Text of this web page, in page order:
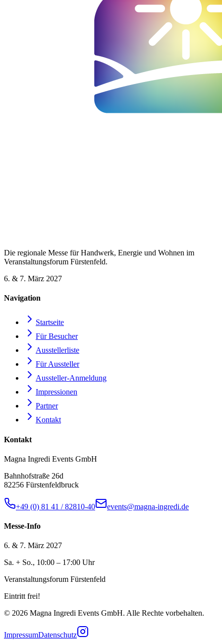
Die regionale Messe für Handwerk, Energie und Wohnen im
Veranstaltungsforum Fürstenfeld.
6. & 7. März 2027
Navigation
Startseite
Für Besucher
Ausstellerliste
Für Aussteller
Aussteller-Anmeldung
Impressionen
Partner
Kontakt
Kontakt
Magna Ingredi Events GmbH
Bahnhofstraße 26d
82256 Fürstenfeldbruck
+49 (0) 81 41 / 82810-40 events@magna-ingredi.de
Messe-Info
6. & 7. März 2027
Sa. + So., 10:00 – 17:00 Uhr
Veranstaltungsforum Fürstenfeld
Eintritt frei!
© 2026 Magna Ingredi Events GmbH. Alle Rechte vorbehalten.
ImpressumDatenschutz